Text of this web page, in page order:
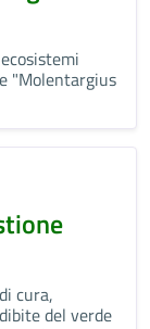
"Molentargius
cura,
del verde